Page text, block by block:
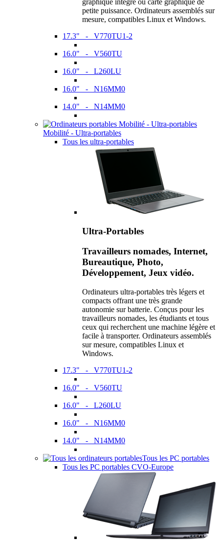
graphique intégré ou carte graphique de
petite puissance. Ordinateurs assemblés sur
mesure, compatibles Linux et Windows.
17.3" - V770TU1-2
16.0" - V560TU
16.0" - L260LU
16.0" - N16MM0
14.0" - N14MM0
Mobilité - Ultra-portables
Tous les ultra-portables
Ultra-Portables
Travailleurs nomades, Internet,
Bureautique, Photo,
Développement, Jeux vidéo.
Ordinateurs ultra-portables très légers et
compacts offrant une très grande
autonomie sur batterie. Conçus pour les
travailleurs nomades, les étudiants et tous
ceux qui recherchent une machine légère et
facile à transporter. Ordinateurs assemblés
sur mesure, compatibles Linux et
Windows.
17.3" - V770TU1-2
16.0" - V560TU
16.0" - L260LU
16.0" - N16MM0
14.0" - N14MM0
Tous les PC portables
Tous les PC portables CVO-Europe